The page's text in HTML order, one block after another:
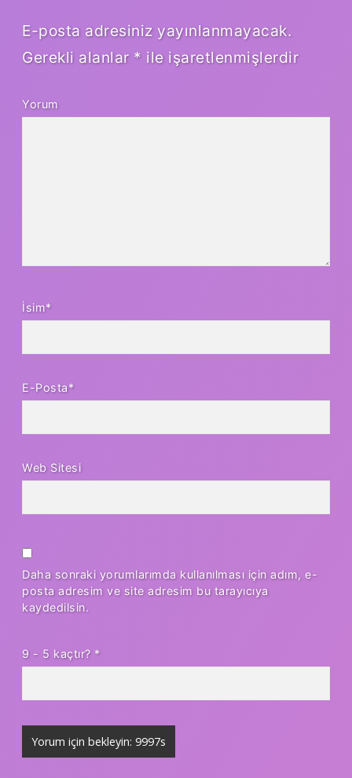
E-posta adresiniz yayınlanmayacak.
Gerekli alanlar * ile işaretlenmişlerdir
Yorum
İsim*
E-Posta*
Web Sitesi
Daha sonraki yorumlarımda kullanılması için adım, e-
posta adresim ve site adresim bu tarayıcıya
kaydedilsin.
9 - 5 kaçtır? *